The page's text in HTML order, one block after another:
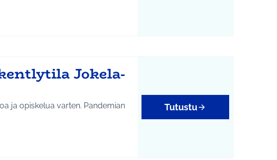
Jokela-
ja opiskelua varten. Pandemian
Tutustu